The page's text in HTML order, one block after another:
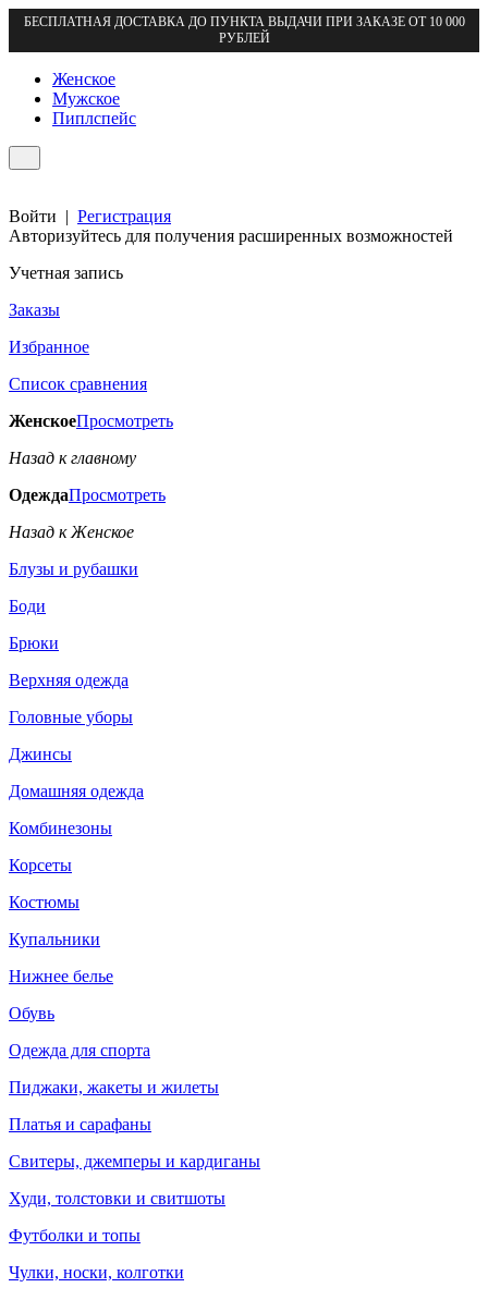
БЕСПЛАТНАЯ ДОСТАВКА ДО ПУНКТА ВЫДАЧИ ПРИ ЗАКАЗЕ ОТ 10 000
РУБЛЕЙ
Женское
Мужское
Пиплспейс
Войти | Регистрация
Авторизуйтесь для получения расширенных возможностей
Учетная запись
Заказы
Избранное
Список сравнения
ЖенскоеПросмотреть
Назад к главному
ОдеждаПросмотреть
Назад к Женское
Блузы и рубашки
Боди
Брюки
Верхняя одежда
Головные уборы
Джинсы
Домашняя одежда
Комбинезоны
Корсеты
Костюмы
Купальники
Нижнее белье
Обувь
Одежда для спорта
Пиджаки, жакеты и жилеты
Платья и сарафаны
Свитеры, джемперы и кардиганы
Худи, толстовки и свитшоты
Футболки и топы
Чулки, носки, колготки